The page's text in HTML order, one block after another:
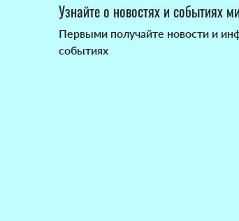
Узнайте о новостях и событиях
Первыми получайте новости и
событиях